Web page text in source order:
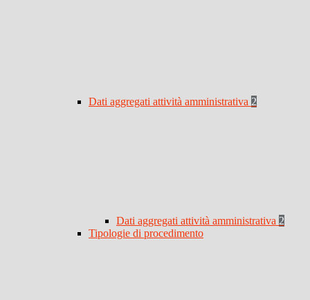
Dati aggregati attività amministrativa 2
Dati aggregati attività amministrativa 2
Tipologie di procedimento